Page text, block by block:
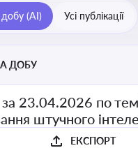
добу (AI) Усі публікації
ДОБУ
за 23.04.2026 по
штучного
ЕКСПОРТ